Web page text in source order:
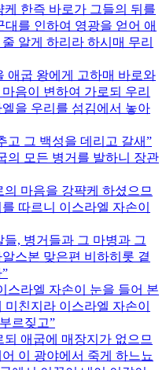
한즉 바로가 그들의 뒤를
를 인하여 영광을 얻어 애
알게 하리라 하시매 무리
애굽 왕에게 고하매 바로와
음이 변하여 가로되 우리
을 우리를 섬김에서 놓아
고 그 백성을 데리고 갈새
의 모든 병거를 발하니 장관
마음을 강퍅케 하셨으므
따르니 이스라엘 자손이
, 병거들과 그 마병과 그
스본 맞은편 비하히롯 곁
스라엘 자손이 눈을 들어 본
친지라 이스라엘 자손이
르짖고
애굽에 매장지가 없으므
이 광야에서 죽게 하느뇨